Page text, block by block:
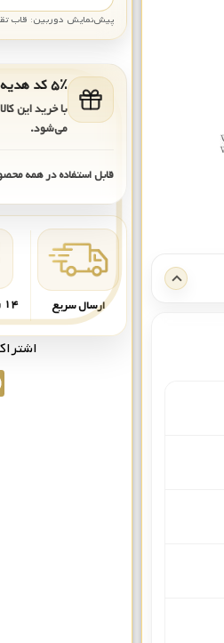
پیش‌نمایش دوربین: قاب تقریبی با +۲.۵
۵٪ کد هدیه برای خرید بعدی
با خرید این
می‌شود.
قابل استفاده در همه
ارسال سریع